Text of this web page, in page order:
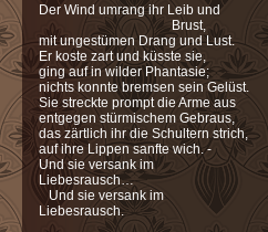
Der Wind umrang ihr Leib und
Brust,
mit ungestümen Drang und Lust.
Er koste zart und küsste sie,
ging auf in wilder Phantasie;
nichts konnte bremsen sein Gelüst.
Sie streckte prompt die Arme aus
entgegen stürmischem Gebraus,
das zärtlich ihr die Schultern strich,
auf ihre Lippen sanfte wich. -
Und sie versank im
Liebesrausch…
Und sie versank im
Liebesrausch.